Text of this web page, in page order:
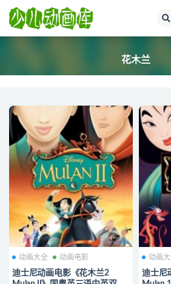
花木兰
动画大全 动画电影
迪士尼动画电影《花木兰2
动画
迪士尼